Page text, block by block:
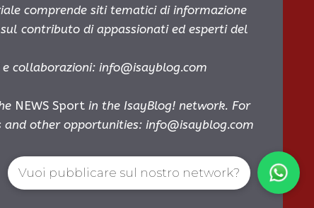
comprende siti tematici di informazione
contributo di appassionati ed esperti del
collaborazioni: info@isayblog.com
NEWS Sport in the IsayBlog! network. For
and other opportunities: info@isayblog.com
Vuoi pubblicare sul nostro network?